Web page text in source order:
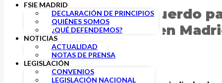
FSIE MADRID
DECLARACIÓN DE PRINCIPIOS
QUIÉNES SOMOS
¿QUÉ DEFENDEMOS?
NOTICIAS
ACTUALIDAD
NOTAS DE PRENSA
LEGISLACIÓN
CONVENIOS
LEGISLACIÓN NACIONAL
Firmado nuevo acuerdo
Centros Privados en